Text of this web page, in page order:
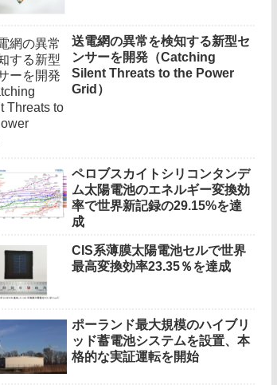
送電網の異常を検知する新型セ
ンサーを開発（Catching
Silent Threats to the Power
Grid）
ペロブスカイトシリコンタンデ
ム太陽電池のエネルギー変換効
率で世界新記録の29.15%を達
成
CIS系薄膜太陽電池セルで世界
最高変換効率23.35％を達成
ポーランド最大規模のハイブリ
ッド蓄電池システムを設置、本
格的な実証運転を開始